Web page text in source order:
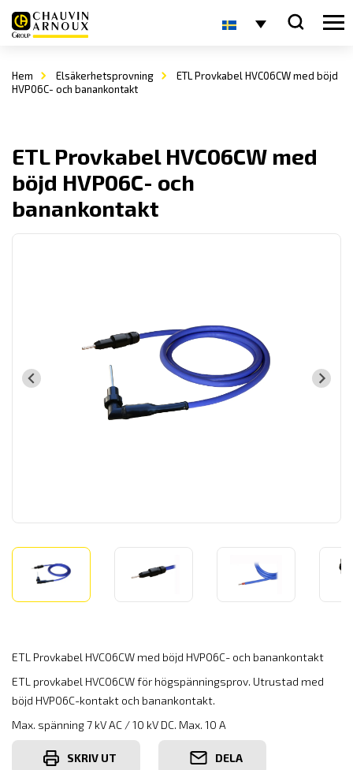
Hem Elsäkerhetsprovning
ETL Provkabel HVC06CW med böjd
HVP06C- och banankontakt
ETL Provkabel HVC06CW med
böjd HVP06C- och
banankontakt
ETL Provkabel HVC06CW med böjd HVP06C- och banankontakt
ETL provkabel HVC06CW för högspänningsprov. Utrustad med
böjd HVP06C-kontakt och banankontakt.
Max. spänning 7 kV AC / 10 kV DC. Max. 10 A
SKRIV UT DELA